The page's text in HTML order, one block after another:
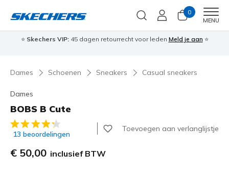
0
MENU
⭐ Skechers VIP:45 dagen retourrecht voor leden Meld je aan ⭐
Dames Schoenen Sneakers Casual sneakers
Dames
BOBS B Cute
3,2 van de 5 klantbeoordelingen
13 beoordelingen
Toevoegen aan verlanglijstje
€ 50,00 inclusief BTW